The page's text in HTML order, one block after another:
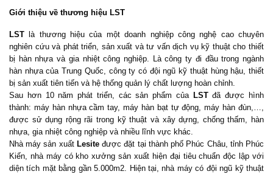
Giới thiệu về thương hiệu LST
LST
là thương hiệu của một doanh nghiệp công nghệ cao chuyên
nghiên cứu và phát triển, sản xuất và tư vấn dịch vụ kỹ thuật cho thiết
bị hàn nhựa và gia nhiệt công nghiệp. Là công ty đi đầu trong ngành
hàn nhựa của Trung Quốc, công ty có đội ngũ kỹ thuật hùng hậu, thiết
bị sản xuất tiên tiến và hệ thống quản lý chất lượng hoàn chỉnh.
Sau hơn 10 năm phát triển, các sản phẩm của LSTđã được hình
thành: máy hàn nhựa cầm tay, máy hàn bạt tự động, máy hàn đùn,…,
được sử dụng rộng rãi trong kỹ thuật và xây dựng, chống thấm, hàn
nhựa, gia nhiệt công nghiệp và nhiều lĩnh vực khác.
Nhà máy sản xuất Lesiteđược đặt tại thành phố Phúc Châu, tỉnh Phúc
Kiến, nhà máy có kho xưởng sản xuất hiện đại tiêu chuẩn độc lập với
diện tích mặt bằng gần 5.000m2. Hiện tại, nhà máy có đội ngũ kỹ thuật